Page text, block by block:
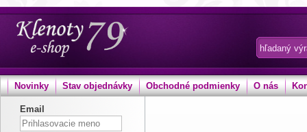
Novinky Stav objednávky Obchodné podmienky O nás
Email